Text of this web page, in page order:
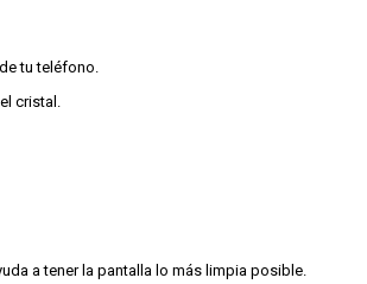
tu teléfono.
cristal.
a tener la pantalla lo más limpia posible.